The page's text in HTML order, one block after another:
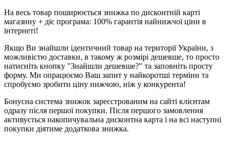
На весь товар поширюється знижка по дисконтній карті
магазину + діє програма: 100% гарантія найнижчої ціни в
інтернеті!
Якщо Ви знайшли ідентичний товар на території України, з
можливістю доставки, в такому ж розмірі дешевше, то просто
натисніть кнопку "Знайшли дешевше?" та заповніть просту
форму. Ми опрацюємо Ваш запит у найкоротші терміни та
спробуємо зробити ціну нижчою, ніж у конкурента!
Бонусна система знижок зареєстрованим на сайті клієнтам
одразу після першої покупки. Після першого замовлення
активується накопичувальна дисконтна карта і на всі наступні
покупки діятиме додаткова знижка.